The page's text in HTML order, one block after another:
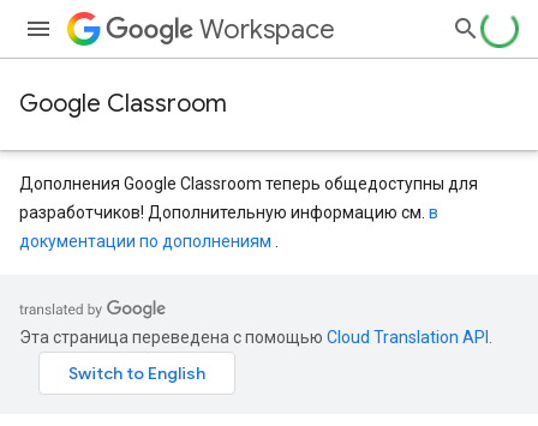
Workspace
Google Classroom
Дополнения Google Classroom теперь общедоступны для
разработчиков! Дополнительную информацию см. в
документации по дополнениям
Эта страница переведена с помощью Cloud Translation API